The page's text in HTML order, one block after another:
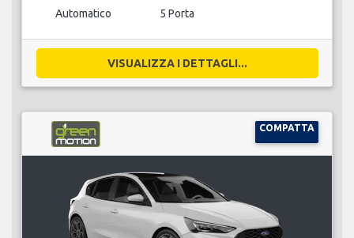
Automatico 5 Porta
VISUALIZZA I DETTAGLI...
COMPATTA